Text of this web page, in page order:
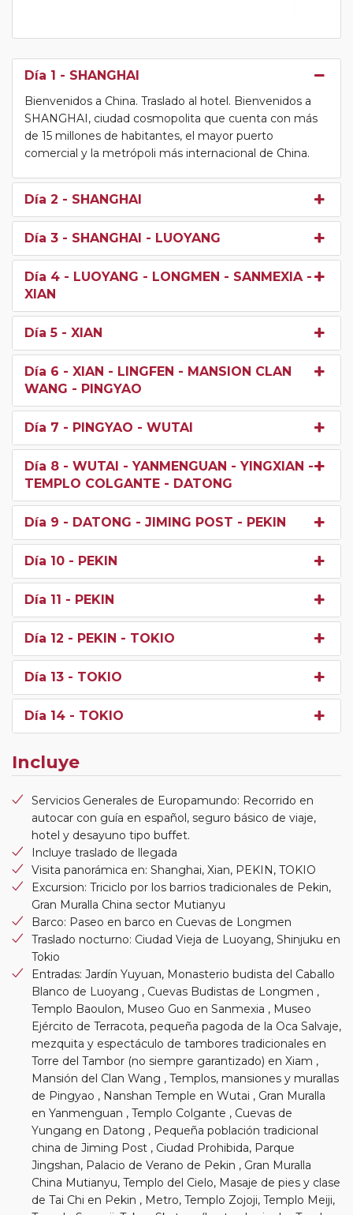
Día 1 - SHANGHAI
Bienvenidos a China. Traslado al hotel. Bienvenidos a
SHANGHAI, ciudad cosmopolita que cuenta con más
de 15 millones de habitantes, el mayor puerto
comercial y la metrópoli más internacional de China.
Día 2 - SHANGHAI
Día 3 - SHANGHAI - LUOYANG
Día 4 - LUOYANG - LONGMEN - SANMEXIA -
XIAN
Día 5 - XIAN
Día 6 - XIAN - LINGFEN - MANSION CLAN
WANG - PINGYAO
Día 7 - PINGYAO - WUTAI
Día 8 - WUTAI - YANMENGUAN - YINGXIAN -
TEMPLO COLGANTE - DATONG
Día 9 - DATONG - JIMING POST - PEKIN
Día 10 - PEKIN
Día 11 - PEKIN
Día 12 - PEKIN - TOKIO
Día 13 - TOKIO
Día 14 - TOKIO
Incluye
Servicios Generales de Europamundo: Recorrido en
autocar con guía en español, seguro básico de viaje,
hotel y desayuno tipo buffet.
Incluye traslado de llegada
Visita panorámica en: Shanghai, Xian, PEKIN, TOKIO
Excursion: Triciclo por los barrios tradicionales de Pekin,
Gran Muralla China sector Mutianyu
Barco: Paseo en barco en Cuevas de Longmen
Traslado nocturno: Ciudad Vieja de Luoyang, Shinjuku en
Tokio
Entradas: Jardín Yuyuan, Monasterio budista del Caballo
Blanco de Luoyang , Cuevas Budistas de Longmen ,
Templo Baoulon, Museo Guo en Sanmexia , Museo
Ejército de Terracota, pequeña pagoda de la Oca Salvaje,
mezquita y espectáculo de tambores tradicionales en
Torre del Tambor (no siempre garantizado) en Xiam ,
Mansión del Clan Wang , Templos, mansiones y murallas
de Pingyao , Nanshan Temple en Wutai , Gran Muralla
en Yanmenguan , Templo Colgante , Cuevas de
Yungang en Datong , Pequeña población tradicional
china de Jiming Post , Ciudad Prohibida, Parque
Jingshan, Palacio de Verano de Pekin , Gran Muralla
China Mutianyu, Templo del Cielo, Masaje de pies y clase
de Tai Chi en Pekin , Metro, Templo Zojoji, Templo Meiji,